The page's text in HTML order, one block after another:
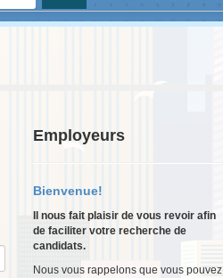
Employeurs
Bienvenue!
Il nous fait plaisir de vous revoir afin
de faciliter votre recherche de
candidats.
Nous vous rappelons que vous pouvez